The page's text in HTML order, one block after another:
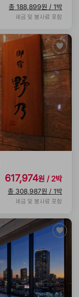
총 188,899원 / 1박
세금 및 봉사료 포함
617,974원 / 2박
총 308,987원 / 1박
세금 및 봉사료 포함